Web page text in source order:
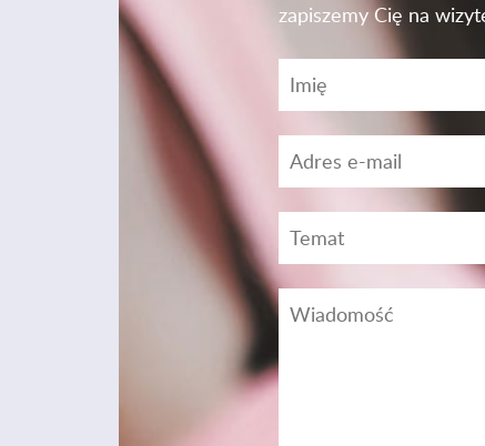
zapiszemy Cię na